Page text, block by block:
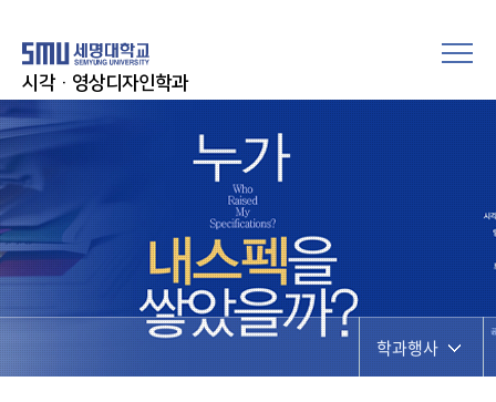
시각·영상디자인학과
학과행사